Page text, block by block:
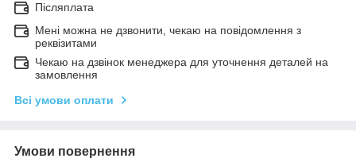
Післяплата
Мені можна не дзвонити, чекаю на повідомлення з
реквізитами
Чекаю на дзвінок менеджера для уточнення деталей на
замовлення
Всі умови оплати
Умови повернення